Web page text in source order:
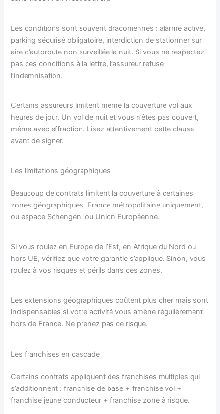
Les conditions sont souvent draconiennes : alarme active,
parking sécurisé obligatoire, interdiction de stationner sur
aire d’autoroute non surveillée la nuit. Si vous ne respectez
pas ces conditions à la lettre, l’assureur refuse
l’indemnisation.
Certains assureurs limitent même la couverture vol aux
heures de jour. Un vol de nuit et vous n’êtes pas couvert,
même avec effraction. Lisez attentivement cette clause
avant de signer.
Les limitations géographiques
Beaucoup de contrats limitent la couverture à certaines
zones géographiques. France métropolitaine uniquement,
ou espace Schengen, ou Union Européenne.
Si vous roulez en Europe de l’Est, en Afrique du Nord ou
hors UE, vérifiez que votre garantie s’applique. Sinon, vous
roulez à vos risques et périls dans ces zones.
Les extensions géographiques coûtent plus cher mais sont
indispensables si votre activité vous amène régulièrement
hors de France. Ne prenez pas ce risque.
Les franchises en cascade
Certains contrats appliquent des franchises multiples qui
s’additionnent : franchise de base + franchise vol +
franchise jeune conducteur + franchise zone à risque.